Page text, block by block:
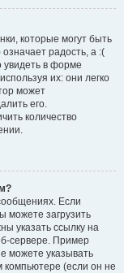
которые могут быть
радость, а :(
увидеть в форме
их: они легко
может
его.
количество
Если
можете загрузить
указать ссылку на
сервере. Пример
можете указывать
(если он не